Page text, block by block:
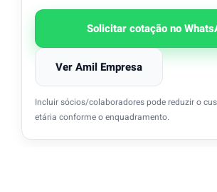
Solicitar cotação no
Ver Amil Empresa
Incluir sócios/colaboradores pode reduzir o
etária conforme o enquadramento.